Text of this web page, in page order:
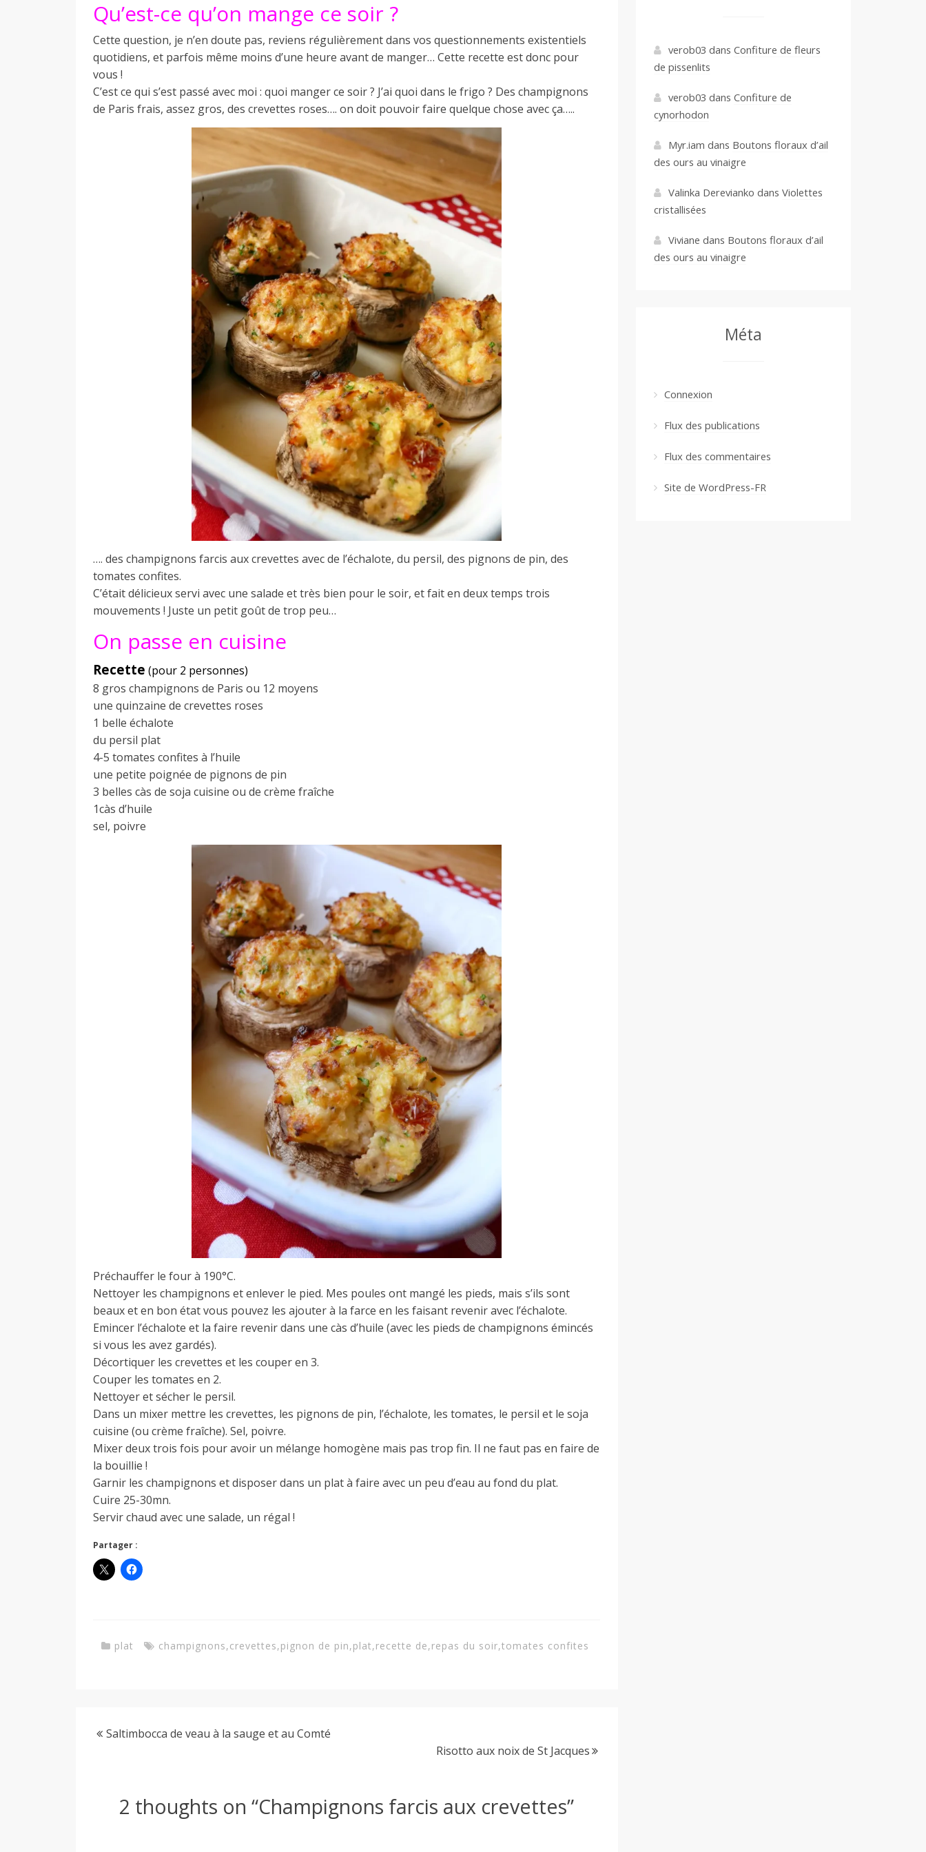
a
n
Qu’est-ce qu’on mange ce soir ?
Cette question, je n’en doute pas, reviens régulièrement dans vos questionnements existentiels
quotidiens, et parfois même moins d’une heure avant de manger… Cette recette est donc pour
vous !
C’est ce qui s’est passé avec moi : quoi manger ce soir ? J’ai quoi dans le frigo ? Des champignons
de Paris frais, assez gros, des crevettes roses…. on doit pouvoir faire quelque chose avec ça…..
…. des champignons farcis aux crevettes avec de l’échalote, du persil, des pignons de pin, des
tomates confites.
C’était délicieux servi avec une salade et très bien pour le soir, et fait en deux temps trois
mouvements ! Juste un petit goût de trop peu…
On passe en cuisine
Recette (pour 2 personnes)
8 gros champignons de Paris ou 12 moyens
une quinzaine de crevettes roses
1 belle échalote
du persil plat
4-5 tomates confites à l’huile
une petite poignée de pignons de pin
3 belles càs de soja cuisine ou de crème fraîche
1càs d’huile
sel, poivre
Préchauffer le four à 190°C.
Nettoyer les champignons et enlever le pied. Mes poules ont mangé les pieds, mais s’ils sont
beaux et en bon état vous pouvez les ajouter à la farce en les faisant revenir avec l’échalote.
Emincer l’échalote et la faire revenir dans une càs d’huile (avec les pieds de champignons émincés
si vous les avez gardés).
Décortiquer les crevettes et les couper en 3.
Couper les tomates en 2.
Nettoyer et sécher le persil.
Dans un mixer mettre les crevettes, les pignons de pin, l’échalote, les tomates, le persil et le soja
cuisine (ou crème fraîche). Sel, poivre.
Mixer deux trois fois pour avoir un mélange homogène mais pas trop fin. Il ne faut pas en faire de
la bouillie !
Garnir les champignons et disposer dans un plat à faire avec un peu d’eau au fond du plat.
Cuire 25-30mn.
Servir chaud avec une salade, un régal !
Partager :
plat champignons,crevettes,pignon de pin,plat,recette de,repas du soir,tomates confites
Saltimbocca de veau à la sauge et au Comté
Risotto aux noix de St Jacques
2 thoughts on “Champignons farcis aux crevettes”
verob03 dans Confiture de fleurs
de pissenlits
verob03 dans Confiture de
cynorhodon
Myr.iam dans Boutons floraux d’ail
des ours au vinaigre
Valinka Derevianko dans Violettes
cristallisées
Viviane dans Boutons floraux d’ail
des ours au vinaigre
Méta
Connexion
Flux des publications
Flux des commentaires
Site de WordPress-FR